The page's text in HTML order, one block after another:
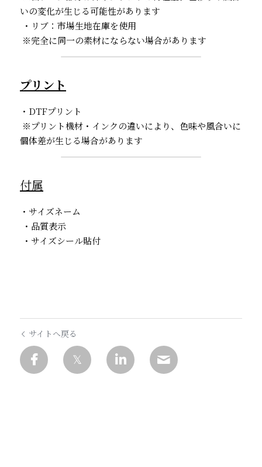
いの変化が生じる可能性があります
・リブ：市場生地在庫を使用
※完全に同一の素材にならない場合があります
プリント
・DTFプリント
個体差が生じる場合があります
付属
・サイズネーム
・品質表示
・サイズシール貼付
サイトへ戻る